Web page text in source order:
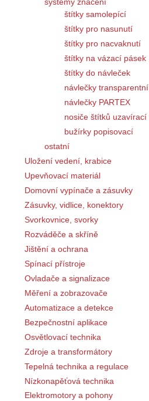
štítky samolepící
štítky pro nasunutí
štítky pro nacvaknutí
štítky na vázací pásek
štítky do návleček
návlečky transparentní
návlečky PARTEX
nosiče štítků uzavírací
bužírky popisovací
ostatní
Uložení vedení, krabice
Upevňovací materiál
Domovní vypínače a zásuvky
Zásuvky, vidlice, konektory
Svorkovnice, svorky
Rozváděče a skříně
Jištění a ochrana
Spínací přístroje
Ovladače a signalizace
Měření a zobrazovače
Automatizace a detekce
Bezpečnostní aplikace
Osvětlovací technika
Zdroje a transformátory
Tepelná technika a regulace
Nízkonapěťová technika
Elektromotory a pohony